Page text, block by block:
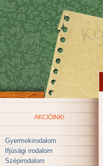
AKCIÓINK!
Gyermekirodalom
Ifjúsági irodalom
Szépirodalom